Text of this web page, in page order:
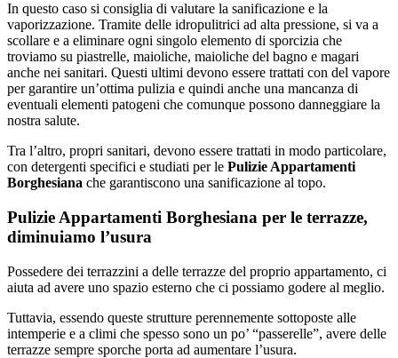
In questo caso si consiglia di valutare la sanificazione e la
vaporizzazione. Tramite delle idropulitrici ad alta pressione, si va a
scollare e a eliminare ogni singolo elemento di sporcizia che
troviamo su piastrelle, maioliche, maioliche del bagno e magari
anche nei sanitari. Questi ultimi devono essere trattati con del vapore
per garantire un’ottima pulizia e quindi anche una mancanza di
eventuali elementi patogeni che comunque possono danneggiare la
nostra salute.
Tra l’altro, propri sanitari, devono essere trattati in modo particolare,
con detergenti specifici e studiati per le Pulizie Appartamenti
Borghesiana che garantiscono una sanificazione al topo.
Pulizie Appartamenti Borghesiana per le terrazze,
diminuiamo l’usura
Possedere dei terrazzini a delle terrazze del proprio appartamento, ci
aiuta ad avere uno spazio esterno che ci possiamo godere al meglio.
Tuttavia, essendo queste strutture perennemente sottoposte alle
intemperie e a climi che spesso sono un po’ “passerelle”, avere delle
terrazze sempre sporche porta ad aumentare l’usura.